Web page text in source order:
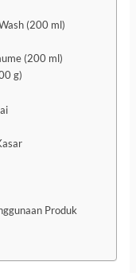
(200 ml)
(200 ml)
g)
Produk